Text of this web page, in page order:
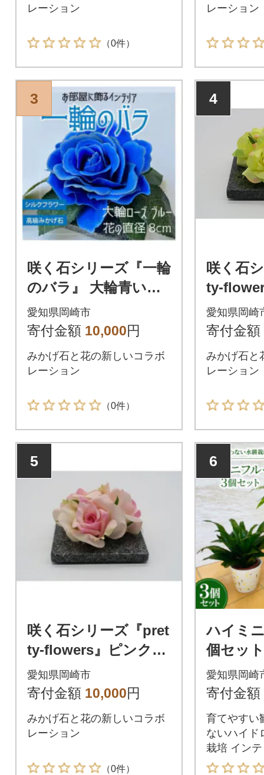
レーション
（0件）
レーション
3
咲く石シリーズ『一輪
のバラ』 大輪青いバ
ラ
愛知県岡崎市
寄付金額 10,000円
みかげ石と花の新しいコラボ
レーション
（0件）
4
咲く石
ty-
バラ
愛知県岡崎
寄付金額
みかげ石と
レーション
5
咲く石シリーズ『pret
ty-flowers』ピンクの
小バラ
愛知県岡崎市
寄付金額 10,000円
みかげ石と花の新しいコラボ
レーション
（0件）
6
ハイミ
個セッ
観葉植
愛知県岡崎
寄付金額
育てやすい
ないハイド
栽培 イン
テリアプラ